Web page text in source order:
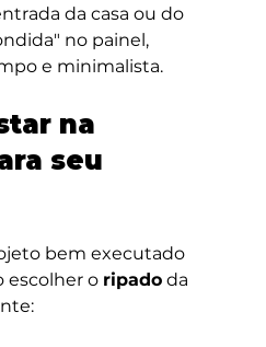
da casa ou do
no painel,
e minimalista.
na
seu
bem executado
escolher o ripado da